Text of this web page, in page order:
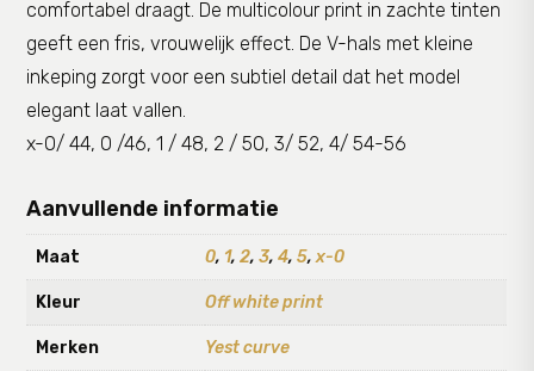
comfortabel draagt. De multicolour print in zachte tinten
geeft een fris, vrouwelijk effect. De V-hals met kleine
inkeping zorgt voor een subtiel detail dat het model
elegant laat vallen.
x-0/ 44, 0 /46, 1 / 48, 2 / 50, 3/ 52, 4/ 54-56
Aanvullende informatie
Maat 0, 1,2,3,4,5,x-0
Kleur Off white print
Merken Yest curve